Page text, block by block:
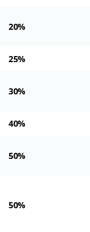
20%
25%
30%
40%
50%
50%